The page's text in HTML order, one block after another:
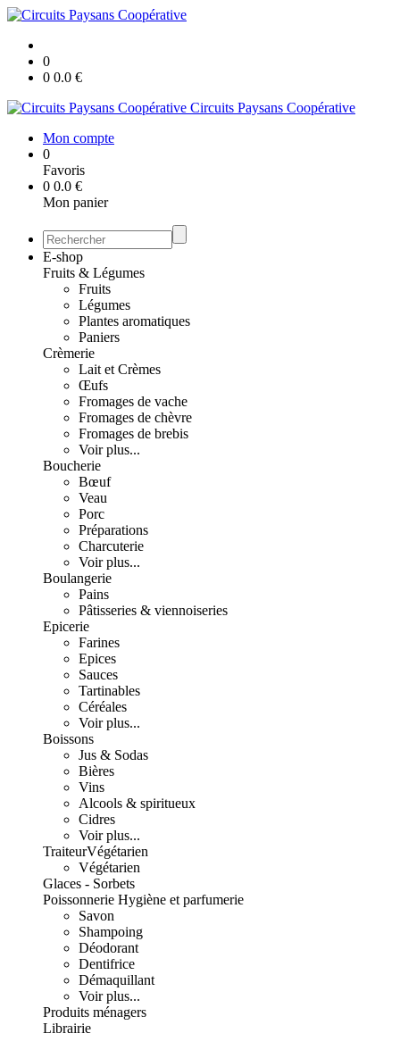
0
0 0.0 €
Circuits Paysans Coopérative
Mon compte
0
Favoris
0 0.0 €
Mon panier
E-shop
Fruits & Légumes
Fruits
Légumes
Plantes aromatiques
Paniers
Crèmerie
Lait et Crèmes
Œufs
Fromages de vache
Fromages de chèvre
Fromages de brebis
Voir plus...
Boucherie
Bœuf
Veau
Porc
Préparations
Charcuterie
Voir plus...
Boulangerie
Pains
Pâtisseries & viennoiseries
Epicerie
Farines
Epices
Sauces
Tartinables
Céréales
Voir plus...
Boissons
Jus & Sodas
Bières
Vins
Alcools & spiritueux
Cidres
Voir plus...
TraiteurVégétarien
Végétarien
Glaces - Sorbets
Poissonnerie Hygiène et parfumerie
Savon
Shampoing
Déodorant
Dentifrice
Démaquillant
Voir plus...
Produits ménagers
Librairie